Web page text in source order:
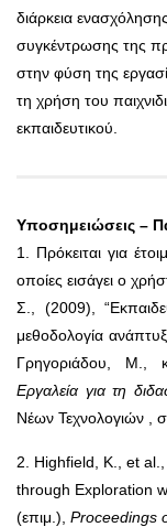
διάρκεια
συγκέντρωσης της
στην φύση της
τη χρήση του
εκπαιδευτικού.
Υποσημειώσεις –
1. Πρόκειται για
οποίες εισάγει ο
Σ., (2009), “
μεθοδολογία
Γρηγοριάδου, Μ.,
Εργαλεία για τη
Νέων Τεχνολογιών ,
2. Highfield, K., et
through Exploration
(επιμ.), Proceedings